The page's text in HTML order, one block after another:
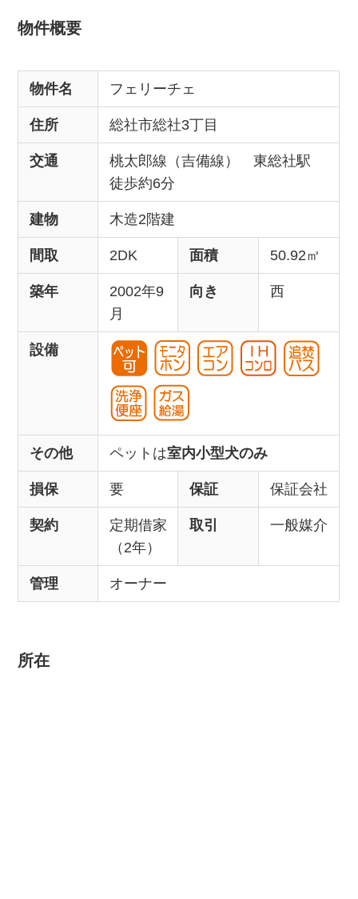
物件概要
物件名 フェリーチェ
住所 総社市総社3丁目
交通
桃太郎線（吉備線） 東総社駅
徒歩約6分
建物 木造2階建
間取 2DK 面積 50.92㎡
築年
2002年9
月
向き 西
設備
その他 ペットは室内小型犬のみ
損保 要 保証 保証会社
契約
定期借家
（2年）
取引 一般媒介
管理 オーナー
所在